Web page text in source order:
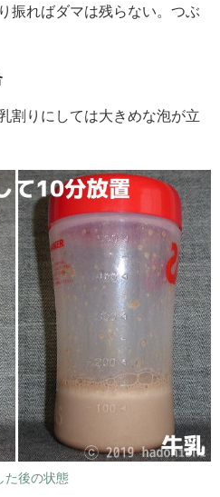
振ればダマは残らない。つぶ
割りにしては大きめな泡が立
た後の状態